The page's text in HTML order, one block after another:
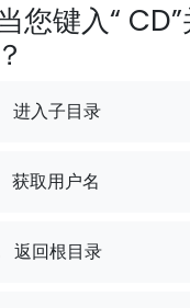
您键入“
进入子目录
获取用户名
返回根目录